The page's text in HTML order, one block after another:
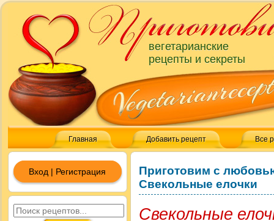
вегетарианские
рецепты и секреты
Главная Добавить рецепт Все
Приготовим с
Свекольные елочки
Свекольные
Вход | Регистрация